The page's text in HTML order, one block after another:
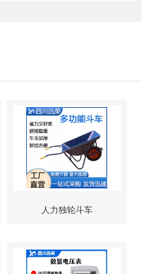
人力独轮斗车